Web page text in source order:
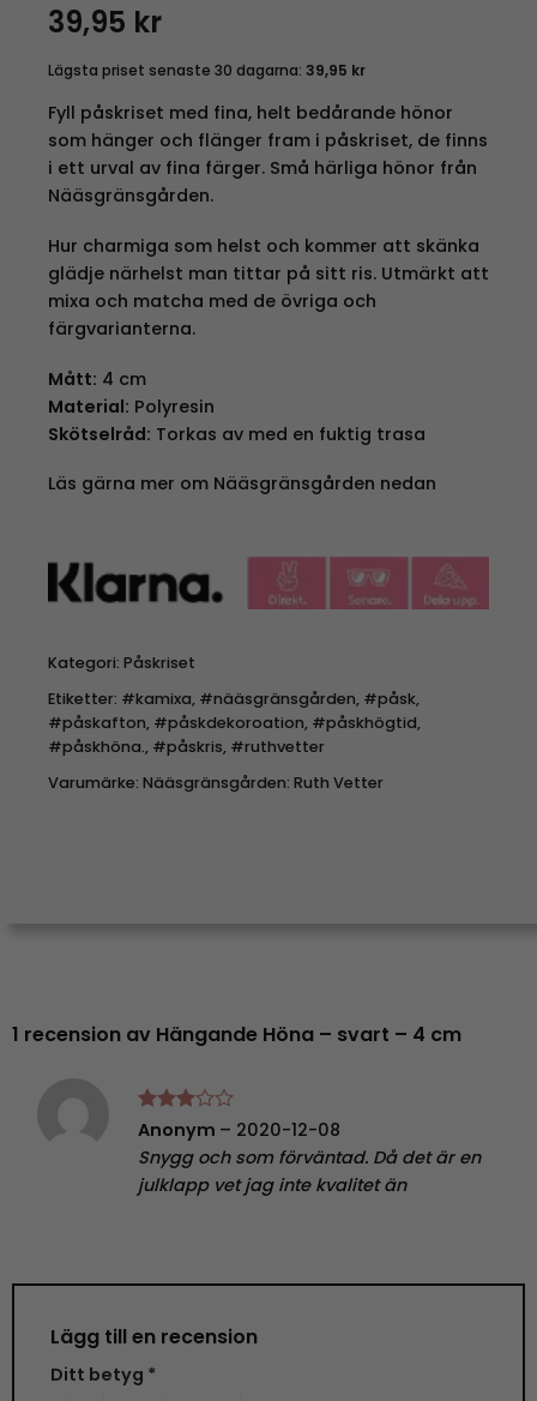
39,95 kr
Lägsta priset senaste 30 dagarna: 39,95 kr
Fyll påskriset med fina, helt bedårande hönor
som hänger och flänger fram i påskriset, de finns
i ett urval av fina färger. Små härliga hönor från
Nääsgränsgården.
Hur charmiga som helst och kommer att skänka
glädje närhelst man tittar på sitt ris. Utmärkt att
mixa och matcha med de övriga och
färgvarianterna.
Mått: 4 cm
Material: Polyresin
Skötselråd: Torkas av med en fuktig trasa
Läs gärna mer om Nääsgränsgården nedan
Kategori: Påskriset
Etiketter: #kamixa, #nääsgränsgården, #påsk,
#påskafton, #påskdekoroation, #påskhögtid,
#påskhöna., #påskris, #ruthvetter
Varumärke: Nääsgränsgården: Ruth Vetter
1 recension av Hängande Höna – svart – 4 cm
Betygsatt
av 5
Anonym – 2020-12-08
Snygg och som förväntad. Då det är en
julklapp vet jag inte kvalitet än
Lägg till en recension
Ditt betyg *